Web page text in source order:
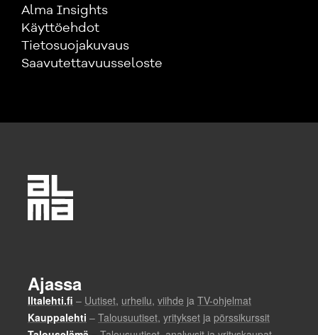
Alma Insights
Käyttöehdot
Tietosuojakuvaus
Saavutettavuusseloste